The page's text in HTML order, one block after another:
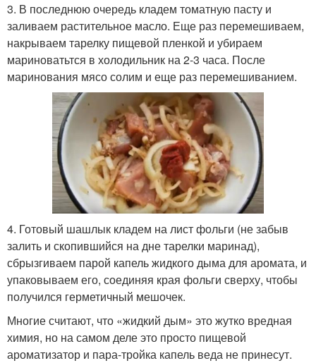
3. В последнюю очередь кладем томатную пасту и
заливаем растительное масло. Еще раз перемешиваем,
накрываем тарелку пищевой пленкой и убираем
мариноватьтся в холодильник на 2-3 часа. После
маринования мясо солим и еще раз перемешиванием.
4. Готовый шашлык кладем на лист фольги (не забыв
залить и скопившийся на дне тарелки маринад),
сбрызгиваем парой капель жидкого дыма для аромата, и
упаковываем его, соединяя края фольги сверху, чтобы
получился герметичный мешочек.
Многие считают, что «жидкий дым» это жутко вредная
химия, но на самом деле это просто пищевой
ароматизатор и пара-тройка капель веда не принесут.